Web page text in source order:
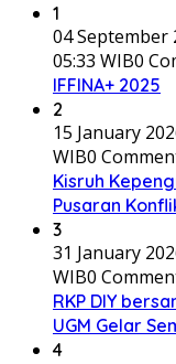
1
04 September
05:33 WIB0
IFFINA+ 2025
2
15 January
WIB0
Kisruh
Pusaran
3
31 January
WIB0
RKP DIY
UGM Gelar
4